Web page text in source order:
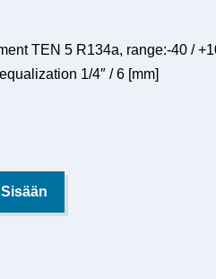
TEN 5 R134a, range:-40 /
1/4″ / 6 [mm]